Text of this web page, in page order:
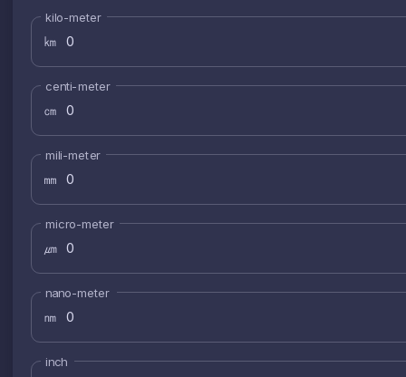
kilo-meter
㎞
centi-meter
㎝
mili-meter
㎜
micro-meter
㎛
nano-meter
㎚
inch